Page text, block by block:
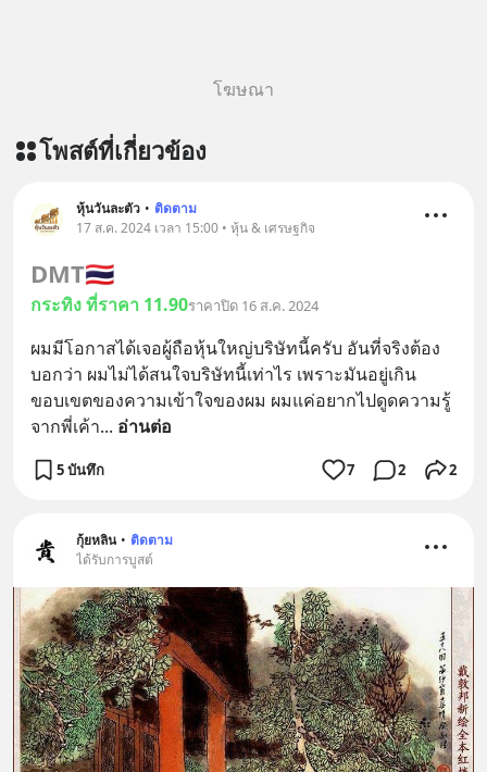
โฆษณา
โพสต์ที่เกี่ยวข้อง
หุ้นวันละตัว • ติดตาม
17 ส.ค. 2024 เวลา 15:00 • หุ้น & เศรษฐกิจ
DMT🇹🇭
กระทิง ที่ราคา 11.90ราคาปิด 16 ส.ค. 2024
ผมมีโอกาสได้เจอผู้ถือหุ้นใหญ่บริษัทนี้ครับ อันที่จริงต้อง
บอกว่า ผมไม่ได้สนใจบริษัทนี้เท่าไร เพราะมันอยู่เกิน
ขอบเขตของความเข้าใจของผม ผมแค่อยากไปดูดความรู้
จากพี่เค้า... อ่านต่อ
5 บันทึก 7 2 2
กุ้ยหลิน • ติดตาม
ได้รับการบูสต์